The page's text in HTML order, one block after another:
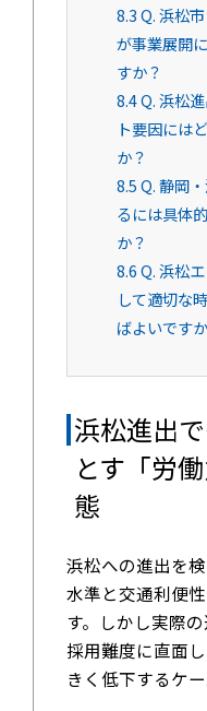
8.3Q. 浜松
が事業展開
すか？
8.4Q. 浜松
ト要因には
か？
8.5Q. 静岡
るには具体
か？
8.6Q. 浜松
して適切な
ばよいです
浜松進出
とす「労
態
浜松への進出を
水準と交通利便
す。しかし実際
採用難度に直面
きく低下するケ